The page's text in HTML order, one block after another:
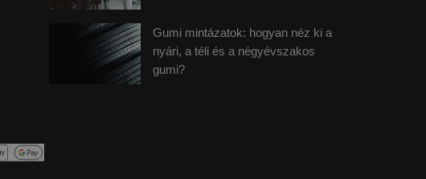
Gumi mintázatok: hogyan néz ki a
nyári, a téli és a négyévszakos
gumi?